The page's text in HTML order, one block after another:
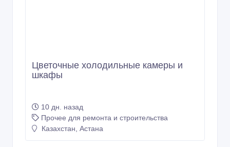
Прочее для ремонта и строительства
Казахстан, Астана
9 000 тенге 〒